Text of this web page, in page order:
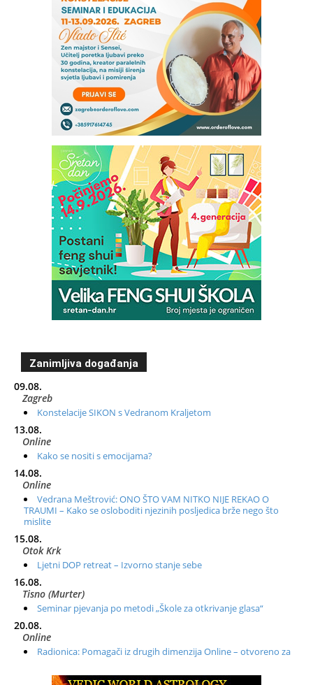
Zanimljiva događanja
09.08.
Zagreb
Konstelacije SIKON s Vedranom Kraljetom
13.08.
Online
Kako se nositi s emocijama?
14.08.
Online
Vedrana Meštrović: ONO ŠTO VAM NITKO NIJE REKAO O
TRAUMI – Kako se osloboditi njezinih posljedica brže nego što
mislite
15.08.
Otok Krk
Ljetni DOP retreat – Izvorno stanje sebe
16.08.
Tisno (Murter)
Seminar pjevanja po metodi „Škole za otkrivanje glasa“
20.08.
Online
Radionica: Pomagači iz drugih dimenzija Online – otvoreno za